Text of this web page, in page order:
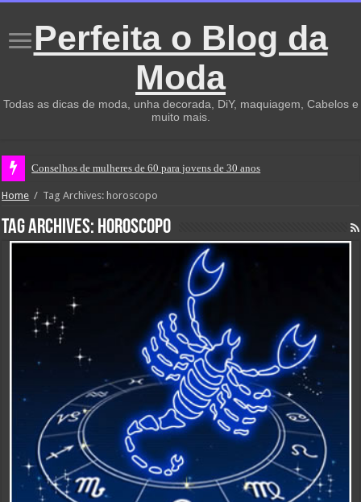
Perfeita o Blog da
Moda
Todas as dicas de moda, unha decorada, DiY, maquiagem, Cabelos e
muito mais.
Conselhos de mulheres de 60 para jovens de 30 anos
Home / Tag Archives: horoscopo
Tag Archives: horoscopo